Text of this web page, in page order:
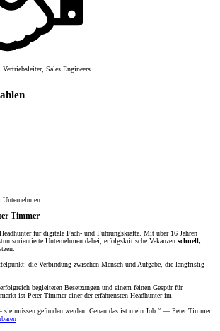
Sales Engineers
Timmer
für digitale Fach- und Führungskräfte. Mit über 16 Jahren
Unternehmen dabei, erfolgskritische Vakanzen schnell,
die Verbindung zwischen Mensch und Aufgabe, die langfristig
begleiteten Besetzungen und einem feinen Gespür für
ist Peter Timmer einer der erfahrensten Headhunter im
sie müssen gefunden werden. Genau das ist mein Job.“ — Peter Timmer